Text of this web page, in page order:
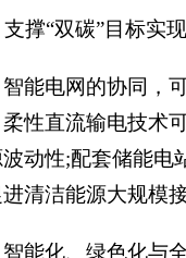
撑“双碳”目标实现
能电网的协同，
性直流输电技术
动性;配套储能电
清洁能源大规模接
能化、绿色化与